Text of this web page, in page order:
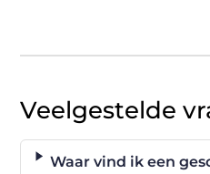
Veelgestelde
Waar vind ik een